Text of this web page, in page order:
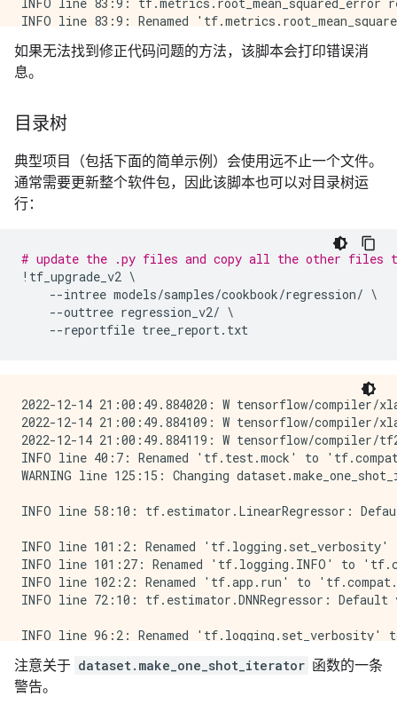
INFO line 83:9: Renamed
INFO line 162:2: Renamed
INFO line 162:27: Renamed 'tf.logging.INFO' to
TensorFlow 2.0 Upgrade Script
-----------------------------
Detected 0 issues that require attention
如果无法找到修正代码问题的方法，该脚本会打印错误消
息。
目录树
典型项目（包括下面的简单示例）会使用远不止一个文件。
通常需要更新整个软件包，因此该脚本也可以对目录树运
行：
# update the .py files and copy all the other files
! tf_upgrade_v2 \
--intree models/samples/cookbook/regression/ \
--outtree regression_v2/ \
--reportfile tree_report. txt
2022-12-14 21:00:49.884020: W tensorflow/
2022-12-14 21:00:49.884109: W tensorflow/
2022-12-14 21:00:49.884119: W tensorflow/
INFO line 40:7: Renamed 'tf.test.mock' to
WARNING line 125:15: Changing
INFO line 58:10: tf.estimator.LinearRegressor:
INFO line 101:2: Renamed
INFO line 101:27: Renamed 'tf.logging.INFO' to
INFO line 102:2: Renamed 'tf.app.run' to
INFO line 72:10: tf.estimator.DNNRegressor: Default
INFO line 96:2: Renamed
INFO line 97:2: Renamed 'tf.app.run' to
INFO line 82:10: tf.estimator.LinearRegressor:
注意关于 dataset.make_one_shot_iterator 函数的一条
警告。